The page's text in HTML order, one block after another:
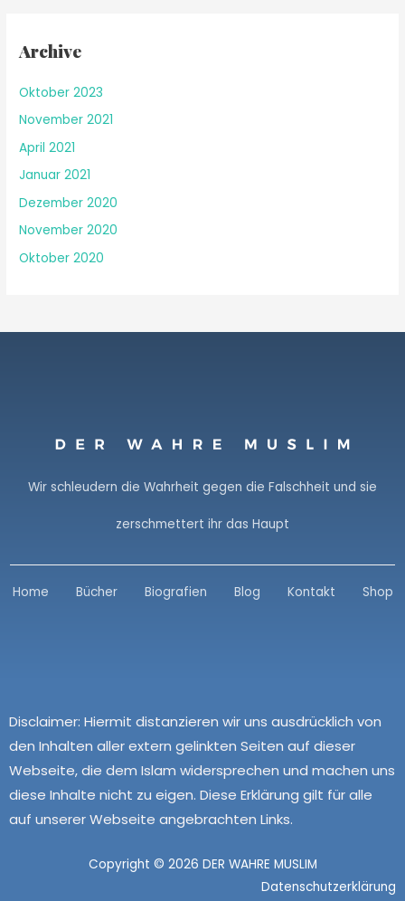
Archive
Oktober 2023
November 2021
April 2021
Januar 2021
Dezember 2020
November 2020
Oktober 2020
Wir schleudern die Wahrheit gegen die Falschheit und sie
zerschmettert ihr das Haupt
Home Bücher Biografien Blog Kontakt Shop
Disclaimer: Hiermit distanzieren wir uns ausdrücklich von
den Inhalten aller extern gelinkten Seiten auf dieser
Webseite, die dem Islam widersprechen und machen uns
diese Inhalte nicht zu eigen. Diese Erklärung gilt für alle
auf unserer Webseite angebrachten Links.
Copyright © 2026 DER WAHRE MUSLIM
Datenschutzerklärung